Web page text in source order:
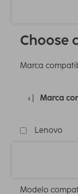
Choose
Marca
Marca
Lenovo
Modelo